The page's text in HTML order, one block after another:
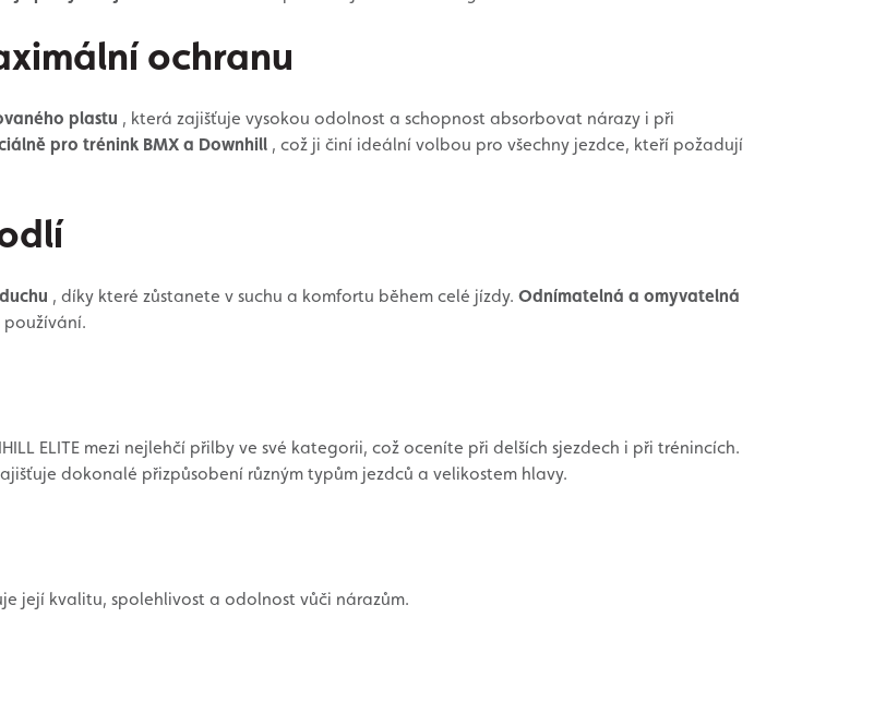
ochranu
plastu , která zajišťuje vysokou odolnost a schopnost absorbovat nárazy i při
pro trénink BMX a Downhill , což ji činí ideální volbou pro všechny jezdce, kteří požadují
, díky které zůstanete v suchu a komfortu během celé jízdy. Odnímatelná a omyvatelná
používání.
ELITE mezi nejlehčí přilby ve své kategorii, což oceníte při delších sjezdech i při trénincích.
dokonalé přizpůsobení různým typům jezdců a velikostem hlavy.
její kvalitu, spolehlivost a odolnost vůči nárazům.